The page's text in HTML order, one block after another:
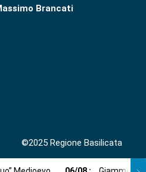
Brancati
©2025 Regione Basilicata